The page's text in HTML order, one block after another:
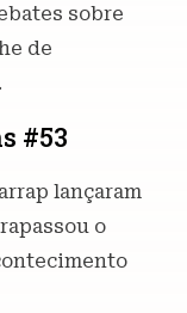
sobre
de
#53
lançaram
o